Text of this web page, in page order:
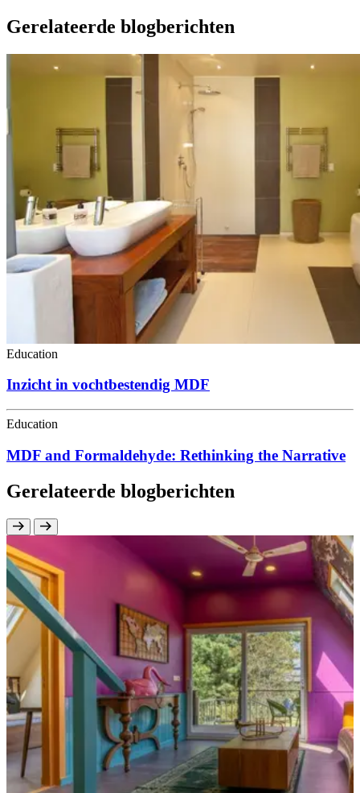
Gerelateerde blogberichten
Education
Inzicht in vochtbestendig MDF
Education
MDF and Formaldehyde: Rethinking the Narrative
Gerelateerde blogberichten